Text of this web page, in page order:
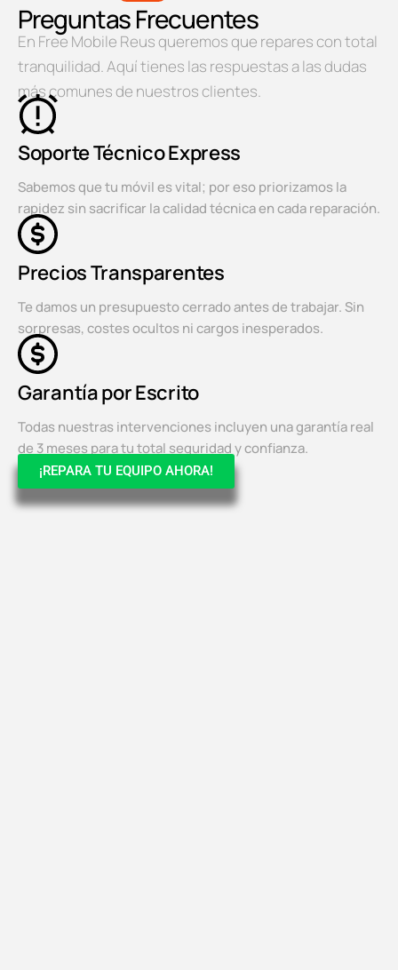
Preguntas Frecuentes
En Free Mobile Reus queremos que repares con total
tranquilidad. Aquí tienes las respuestas a las dudas
más comunes de nuestros clientes.
Soporte Técnico Express
Sabemos que tu móvil es vital; por eso priorizamos la
rapidez sin sacrificar la calidad técnica en cada reparación.
Precios Transparentes
Te damos un presupuesto cerrado antes de trabajar. Sin
sorpresas, costes ocultos ni cargos inesperados.
Garantía por Escrito
Todas nuestras intervenciones incluyen una garantía real
de 3 meses para tu total seguridad y confianza.
¡REPARA TU EQUIPO AHORA!